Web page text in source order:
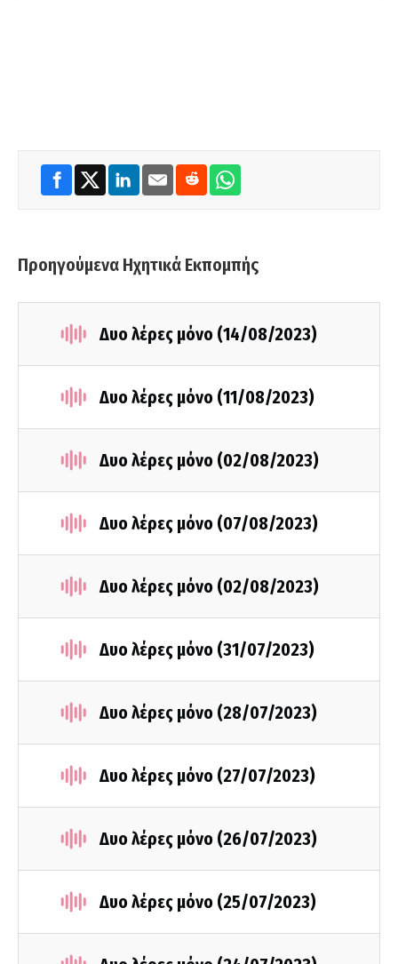
Προηγούμενα Ηχητικά Εκπομπής
Δυο λέρες μόνο (14/08/2023)
Δυο λέρες μόνο (11/08/2023)
Δυο λέρες μόνο (02/08/2023)
Δυο λέρες μόνο (07/08/2023)
Δυο λέρες μόνο (02/08/2023)
Δυο λέρες μόνο (31/07/2023)
Δυο λέρες μόνο (28/07/2023)
Δυο λέρες μόνο (27/07/2023)
Δυο λέρες μόνο (26/07/2023)
Δυο λέρες μόνο (25/07/2023)